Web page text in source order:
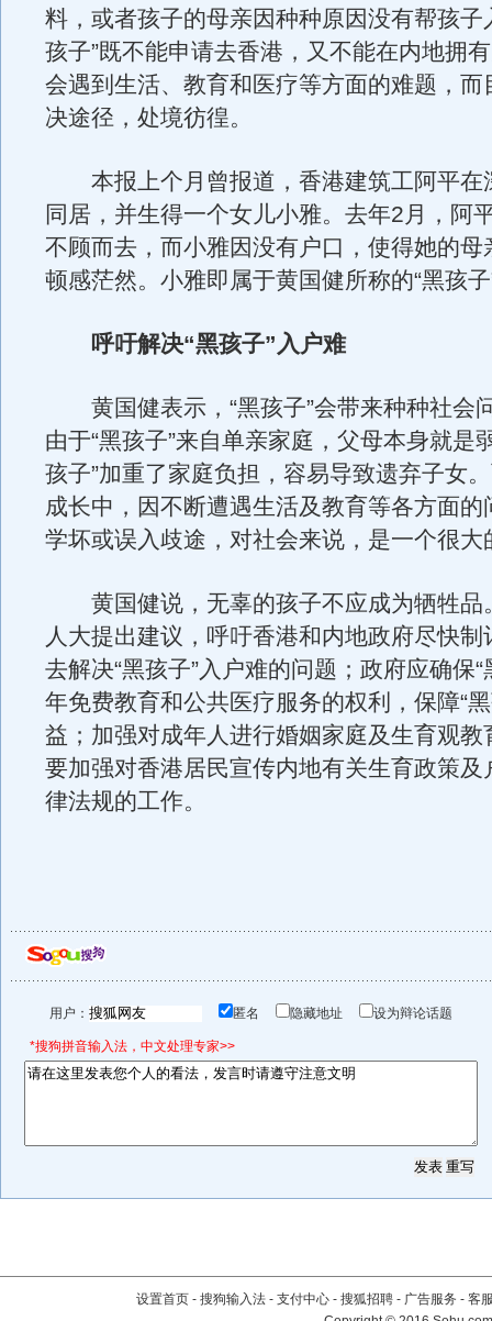
料，或者孩子的母亲因种种原因没有帮孩子
孩子”既不能申请去香港，又不能在内地拥
会遇到生活、教育和医疗等方面的难题，而
决途径，处境彷徨。
本报上个月曾报道，香港建筑工阿平在
同居，并生得一个女儿小雅。去年2月，阿
不顾而去，而小雅因没有户口，使得她的母
顿感茫然。小雅即属于黄国健所称的“黑孩子
呼吁解决“黑孩子”入户难
黄国健表示，“黑孩子”会带来种种社会
由于“黑孩子”来自单亲家庭，父母本身就是
孩子”加重了家庭负担，容易导致遗弃子女。
成长中，因不断遭遇生活及教育等各方面的
学坏或误入歧途，对社会来说，是一个很大
黄国健说，无辜的孩子不应成为牺牲品
人大提出建议，呼吁香港和内地政府尽快制
去解决“黑孩子”入户难的问题；政府应确保“
年免费教育和公共医疗服务的权利，保障“
益；加强对成年人进行婚姻家庭及生育观教
要加强对香港居民宣传内地有关生育政策及
律法规的工作。
用户： 匿名 隐藏地址 设为辩论话题
*搜狗拼音输入法，中文处理专家>>
设置首页 - 搜狗输入法 - 支付中心 - 搜狐招聘 - 广告服务 - 客